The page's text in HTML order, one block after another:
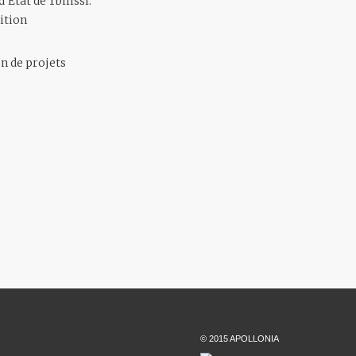
de projets
© 2015 APOLLONIA